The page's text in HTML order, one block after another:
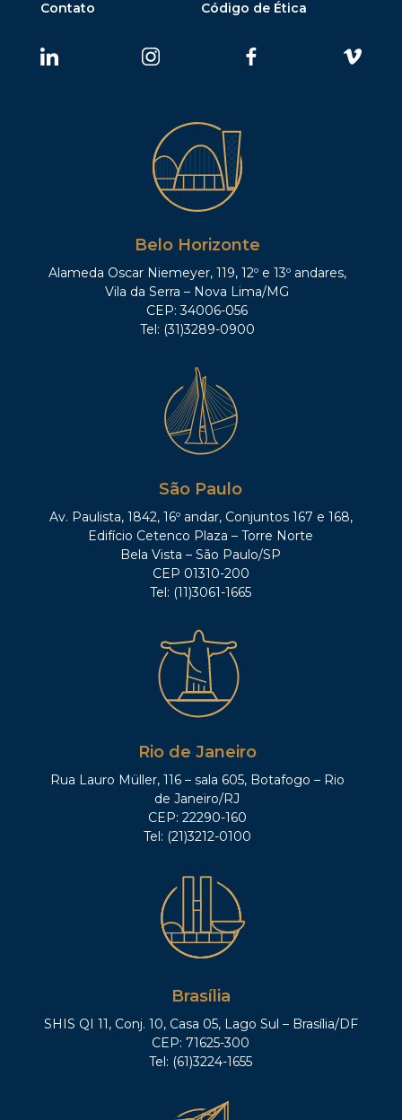
Contato
Código de Ética
Belo Horizonte
Alameda Oscar Niemeyer, 119, 12º e 13º andares,
Vila da Serra – Nova Lima/MG
CEP: 34006-056
Tel: (31)3289-0900
São Paulo
Av. Paulista, 1842, 16º andar, Conjuntos 167 e 168,
Edifício Cetenco Plaza – Torre Norte
Bela Vista – São Paulo/SP
CEP 01310-200
Tel: (11)3061-1665
Rio de Janeiro
Rua Lauro Müller, 116 – sala 605, Botafogo – Rio
de Janeiro/RJ
CEP: 22290-160
Tel: (21)3212-0100
Brasília
SHIS QI 11, Conj. 10, Casa 05, Lago Sul – Brasília/DF
CEP: 71625-300
Tel: (61)3224-1655